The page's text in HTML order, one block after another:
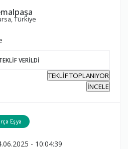
Türkiye
VERİLDİ
TEKLİF TOPLANIYOR
İNCELE
Eşya
- 10:04:39